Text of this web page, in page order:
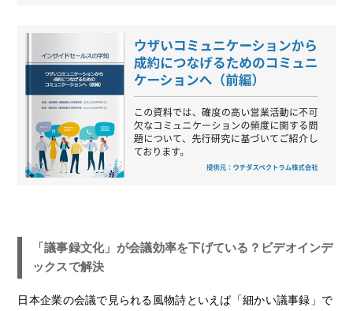
「議事録文化」が会議効率を下げている？ビデオインデ
ックスで解決
日本企業の会議で見られる風物詩といえば「細かい議事録」で